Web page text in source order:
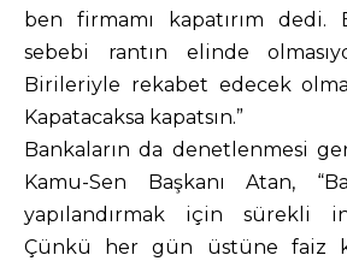
ben firmamı kapatırım dedi.
sebebi rantın elinde
Birileriyle rekabet edecek
Kapatacaksa kapatsın.”
Bankaların da denetlenmesi
Kamu-Sen Başkanı Atan,
yapılandırmak için sürekli
Çünkü her gün üstüne faiz